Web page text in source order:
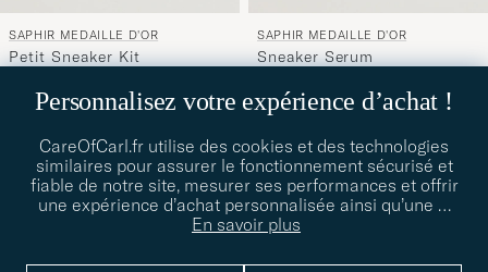
SAPHIR MEDAILLE D'OR
Petit Sneaker Kit
SAPHIR MEDAILLE D'OR
Sneaker Serum
OUTDOOR
Personnalisez votre expérience d’achat !
CareOfCarl.fr utilise des cookies et des technologies
similaires pour assurer le fonctionnement sécurisé et
fiable de notre site, mesurer ses performances et offrir
une expérience d’achat personnalisée ainsi qu’une …
En savoir plus